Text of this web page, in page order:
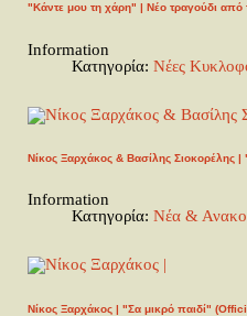
"Κάντε μου τη χάρη" | Νέο τραγούδι
Information
Κατηγορία: Νέες
Νίκος Ξαρχάκος & Βασίλης Σιοκορέλης
Information
Κατηγορία: Νέα &
Νίκος Ξαρχάκος | "Σα μικρό παιδί"